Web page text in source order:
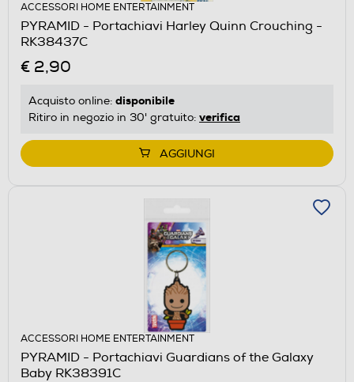
ACCESSORI HOME ENTERTAINMENT
PYRAMID - Portachiavi Harley Quinn Crouching -
RK38437C
€ 2,90
Acquisto online: disponibile
Ritiro in negozio in 30' gratuito: verifica
AGGIUNGI
ACCESSORI HOME ENTERTAINMENT
PYRAMID - Portachiavi Guardians of the Galaxy
Baby RK38391C